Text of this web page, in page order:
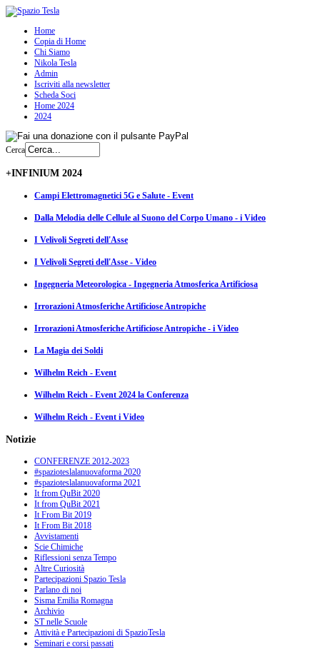
Home
Copia di Home
Chi Siamo
Nikola Tesla
Admin
Iscriviti alla newsletter
Scheda Soci
Home 2024
2024
Cerca
+INFINIUM 2024
Campi Elettromagnetici 5G e Salute - Event
Dalla Melodia delle Cellule al Suono del Corpo Umano - i Video
I Velivoli Segreti dell'Asse
I Velivoli Segreti dell'Asse - Video
Ingegneria Meteorologica - Ingegneria Atmosferica Artificiosa
Irrorazioni Atmosferiche Artificiose Antropiche
Irrorazioni Atmosferiche Artificiose Antropiche - i Video
La Magia dei Soldi
Wilhelm Reich - Event
Wilhelm Reich - Event 2024 la Conferenza
Wilhelm Reich - Event i Video
Notizie
CONFERENZE 2012-2023
#spazioteslalanuovaforma 2020
#spazioteslalanuovaforma 2021
It from QuBit 2020
It from QuBit 2021
It From Bit 2019
It From Bit 2018
Avvistamenti
Scie Chimiche
Riflessioni senza Tempo
Altre Curiosità
Partecipazioni Spazio Tesla
Parlano di noi
Sisma Emilia Romagna
Archivio
ST nelle Scuole
Attività e Partecipazioni di SpazioTesla
Seminari e corsi passati